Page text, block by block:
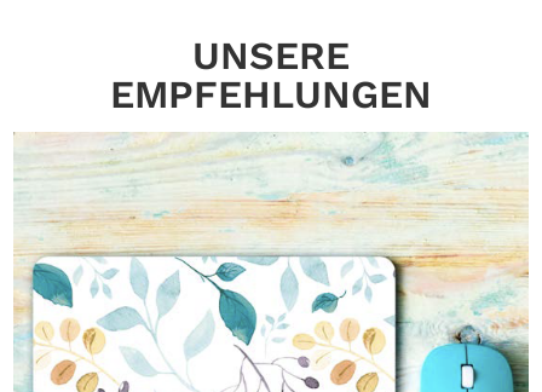
UNSERE
EMPFEHLUNGEN